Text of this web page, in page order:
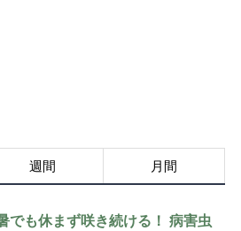
週間 月間
でも休まず咲き続ける！ 病害虫